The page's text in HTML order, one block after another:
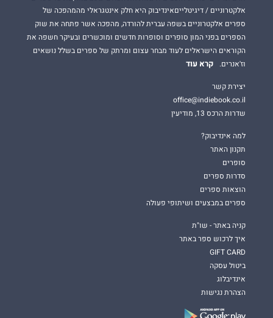
אלקטרוניים / דיגיטלייםאינדיבוק היא חלק אינטגראלי מהמהפכה של
ספרים אלקטרוניים בשפה עברית להורדה, מהפכה אשר פתחה את שוק
הספרים בפני המון סופרים וסופרות חדשים ומוכשרים ובעיקר חשפה את
הקוראים הישראלים לעוד מבחר עצום ומרתק של ספרים בשלל נושאים
וז'אנרים.
קרא עוד
יצירת קשר
office@indiebook.co.il
שדרות הרכס 13, מודיעין
למה אינדיבוק?
תקנון האתר
סופרים
סדרות ספרים
הוצאות ספרים
ספרים במבצעים ושיתופי פעולה
קניה באתר - שו"ת
איך לרכוש ספר באתר
GIFT CARD
ביטול עסקה
אינדיבלוג
הצהרת נגישות